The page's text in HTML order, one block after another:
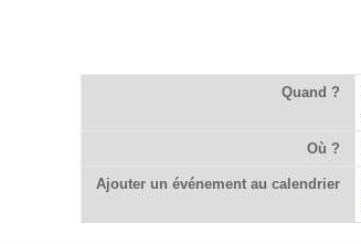
Quand ?
Où ?
Ajouter un événement au calendrier